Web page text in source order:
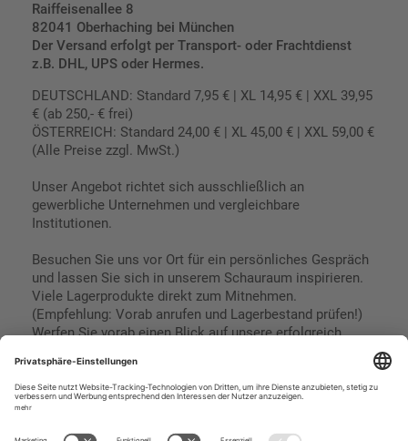
Raiffeisenallee 8
82041 Oberhaching bei München
Der Versand erfolgt per Transport- oder Frachtdienst
z.B. DHL, UPS oder Hermes.
DEUTSCHLAND: Standard 7,95 € | XL 14,95 € | XXL 39,95
€ (ab 250,- € frei)
ÖSTERREICH: Standard 24,00 € | XL 45,00 € | XXL 59,00 €
(Alle Preise zzgl. MwSt.)
Unser Angebot richtet sich ausschließlich an
gewerbliche Unternehmen und vergleichbare
Institutionen.
Besuchen Sie uns vor Ort für ein persönliches Gespräch
und lassen Sie sich in unserem Schauraum inspirieren.
Viele Lagerprodukte direkt zum Mitnehmen.
(Empfehlung: Vorab anrufen und Lagerbestand prüfen!)
Werfen Sie vorab einen Blick auf unsere erfolgreich
Impressum
SEPA Lastschrift